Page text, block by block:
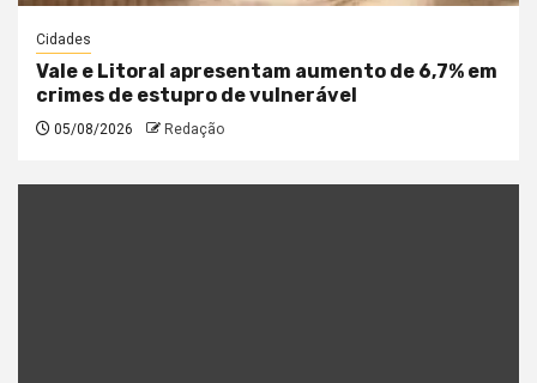
Cidades
Vale e Litoral apresentam aumento de 6,7% em
crimes de estupro de vulnerável
05/08/2026 Redação